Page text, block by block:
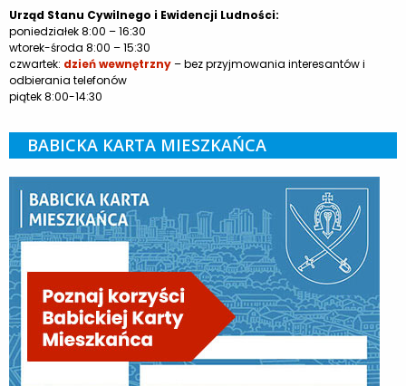
Urząd Stanu Cywilnego i Ewidencji Ludności:
poniedziałek 8:00 – 16:30
wtorek-środa 8:00 – 15:30
czwartek: dzień wewnętrzny– bez przyjmowania interesantów i
odbierania telefonów
piątek 8:00-14:30
BABICKA KARTA MIESZKAŃCA